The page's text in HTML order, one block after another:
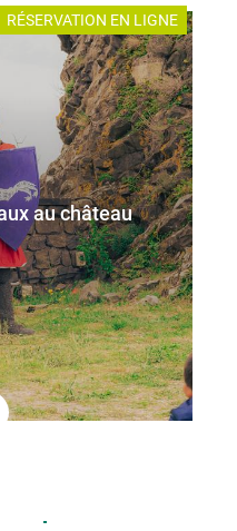
au château
RÉSERVATION EN LIGNE